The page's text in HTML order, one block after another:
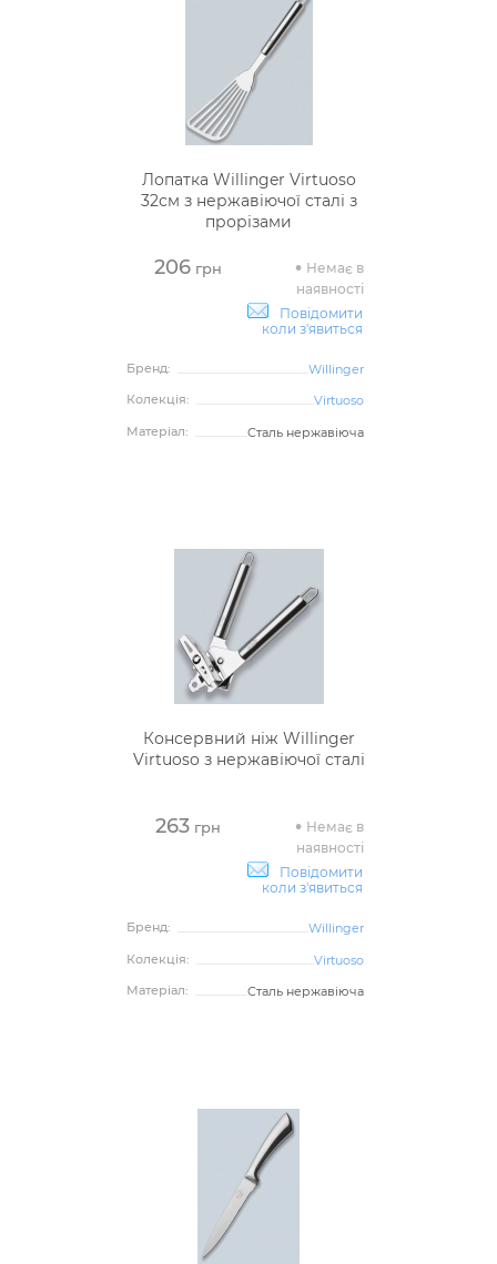
Лопатка Willinger Virtuoso
32см з нержавіючої сталі з
прорізами
206грн
Немає в
наявності
Повідомити
коли з'явиться
Бренд:
Willinger
Колекція:
Virtuoso
Матеріал:
Сталь нержавіюча
Консервний ніж Willinger
Virtuoso з нержавіючої сталі
263грн
Немає в
наявності
Повідомити
коли з'явиться
Бренд:
Willinger
Колекція:
Virtuoso
Матеріал:
Сталь нержавіюча